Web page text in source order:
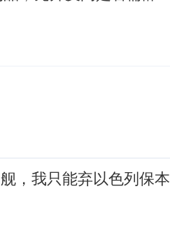
，我只能弃以色列保本